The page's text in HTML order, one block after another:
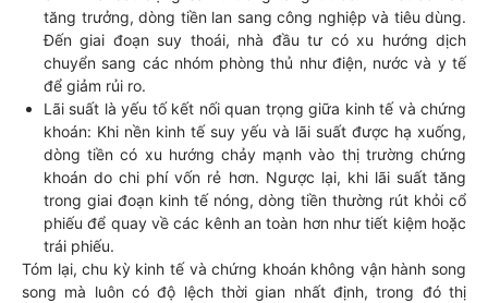
tăng trưởng, dòng tiền lan sang công nghiệp và tiêu dùng.
Đến giai đoạn suy thoái, nhà đầu tư có xu hướng dịch
chuyển sang các nhóm phòng thủ như điện, nước và y tế
để giảm rủi ro.
Lãi suất là yếu tố kết nối quan trọng giữa kinh tế và chứng
khoán: Khi nền kinh tế suy yếu và lãi suất được hạ xuống,
dòng tiền có xu hướng chảy mạnh vào thị trường chứng
khoán do chi phí vốn rẻ hơn. Ngược lại, khi lãi suất tăng
trong giai đoạn kinh tế nóng, dòng tiền thường rút khỏi cổ
phiếu để quay về các kênh an toàn hơn như tiết kiệm hoặc
trái phiếu.
Tóm lại, chu kỳ kinh tế và chứng khoán không vận hành song
song mà luôn có độ lệch thời gian nhất định, trong đó thị